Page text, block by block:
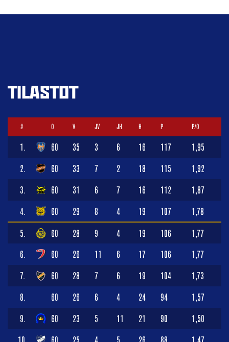
TILASTOT
# O V JV JH H P P/O
1. 60 35 3 6 16 117 1,95
2. 60 33 7 2 18 115 1,92
3. 60 31 6 7 16 112 1,87
4. 60 29 8 4 19 107 1,78
5. 60 28 9 4 19 106 1,77
6. 60 26 11 6 17 106 1,77
7. 60 28 7 6 19 104 1,73
8. 60 26 6 4 24 94 1,57
9. 60 23 5 11 21 90 1,50
10. 60 25 4 5 26 88 1,47